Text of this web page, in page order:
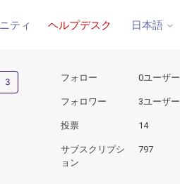
ティ ヘルプデスク 日本語
3人がフォロー中
フォロー 0ユーザー
フォロワー 3ユーザー
投票 14
サブスクリプシ
ョン
797